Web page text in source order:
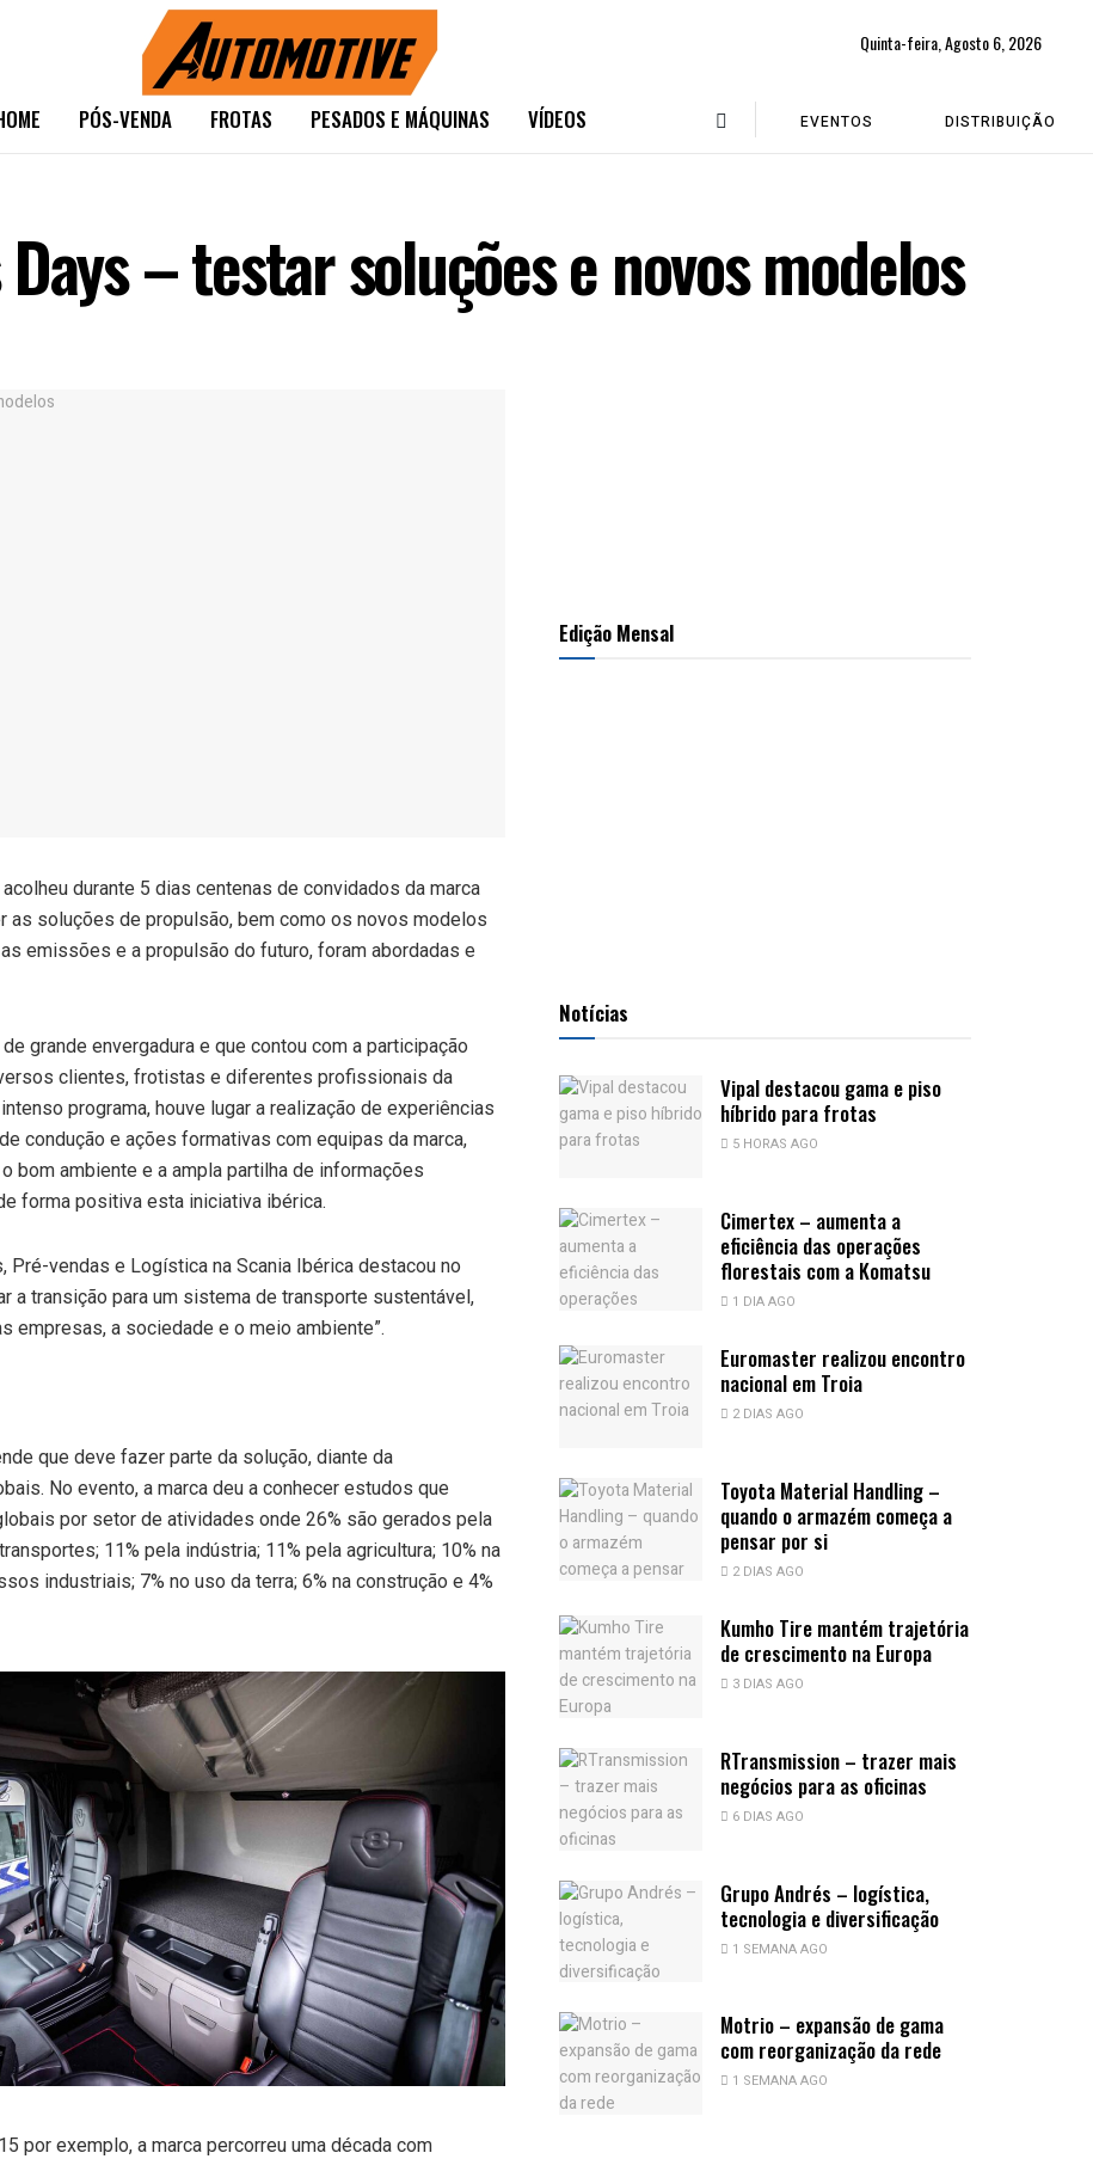
Quinta-feira, Agosto 6, 2026
PÓS-VENDA FROTAS PESADOS E MÁQUINAS VÍDEOS EVENTOS DISTRIBUIÇÃO
– testar soluções e novos modelos
durante 5 dias centenas de convidados da marca
as soluções de propulsão, bem como os novos modelos
emissões e a propulsão do futuro, foram abordadas e
grande envergadura e que contou com a participação
clientes, frotistas e diferentes profissionais da
programa, houve lugar a realização de experiências
condução e ações formativas com equipas da marca,
bom ambiente e a ampla partilha de informações
forma positiva esta iniciativa ibérica.
Pré-vendas e Logística na Scania Ibérica destacou no
a transição para um sistema de transporte sustentável,
empresas, a sociedade e o meio ambiente”.
que deve fazer parte da solução, diante da
No evento, a marca deu a conhecer estudos que
por setor de atividades onde 26% são gerados pela
11% pela indústria; 11% pela agricultura; 10% na
industriais; 7% no uso da terra; 6% na construção e 4%
por exemplo, a marca percorreu uma década com
Edição Mensal
Notícias
Vipal destacou gama e piso
híbrido para frotas
5 HORAS AGO
Cimertex – aumenta a
eficiência das operações
florestais com a Komatsu
1 DIA AGO
Euromaster realizou encontro
nacional em Troia
2 DIAS AGO
Toyota Material Handling –
quando o armazém começa a
pensar por si
2 DIAS AGO
Kumho Tire mantém trajetória
de crescimento na Europa
3 DIAS AGO
RTransmission – trazer mais
negócios para as oficinas
6 DIAS AGO
Grupo Andrés – logística,
tecnologia e diversificação
1 SEMANA AGO
Motrio – expansão de gama
com reorganização da rede
1 SEMANA AGO